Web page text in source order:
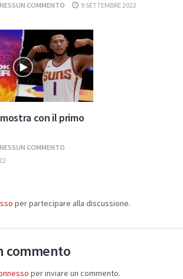
NESSUN COMMENTO 9 SETTEMBRE 2022
con il primo
NESSUN COMMENTO
per partecipare alla discussione.
commento
per inviare un commento.